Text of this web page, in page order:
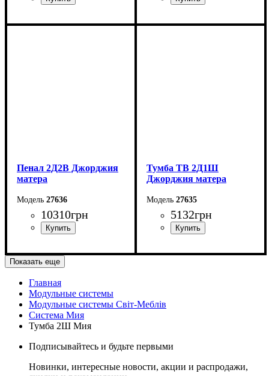
Ширина: 81,6 см
Ширина: 139 см
Пенал 2Д2В Джорджия
матера
27636
10310грн
Ширина: 139 см
Высота: 204,8 см
Глубина: 37.6 см
Тумба ТВ 2Д1Ш
Джорджия матера
27635
5132грн
Ширина: 196,7 см
Показать еще
Главная
Модульные системы
Модульные системы Світ-Meблів
Система Мия
Тумба 2Ш Мия
Подписывайтесь и будьте первыми
Новинки, интересные новости, акции и распродажи,